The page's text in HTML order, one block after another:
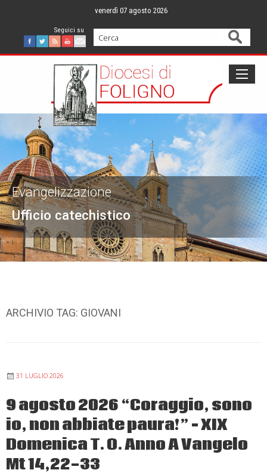
content
venerdì 07 agosto 2026
Facebook
Twitter
FeedYoutube
Mail
Cerca
Ufficio catechistico
Evangelizzazione
ARCHIVIO TAG: GIOVANI
31 LUGLIO 2026
9 agosto 2026 “Coraggio, sono
io, non abbiate paura!” – XIX
Domenica T. O. Anno A Vangelo
Mt 14,22-33